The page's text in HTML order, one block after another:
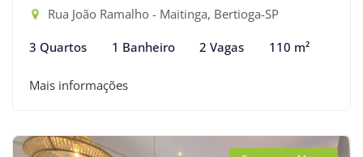
Rua João Ramalho - Maitinga, Bertioga-SP
3 Quartos 1 Banheiro 2 Vagas 110 m²
Mais informações